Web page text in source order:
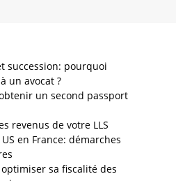
succession: pourquoi
un avocat ?
un second passport
revenus de votre LLS
en France: démarches
sa fiscalité des